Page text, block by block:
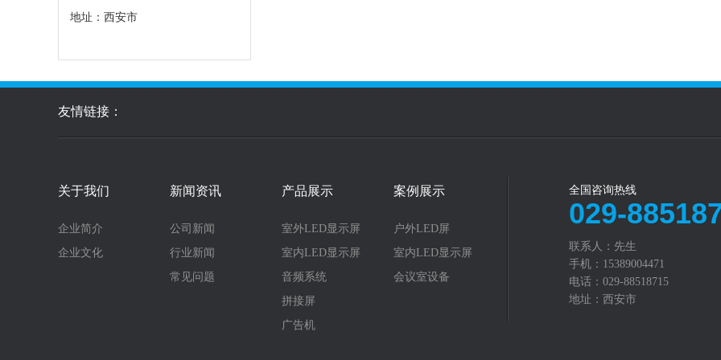
地址：西安市
友情链接：
关于我们
企业简介
企业文化
新闻资讯
公司新闻
行业新闻
常见问题
产品展示
室外LED显示屏
室内LED显示屏
音频系统
拼接屏
广告机
案例展示
户外LED屏
室内LED显示屏
会议室设备
全国咨询热线
029-
联系人：先生‬
手机：15389004471
电话：029-88518715
地址：西安市